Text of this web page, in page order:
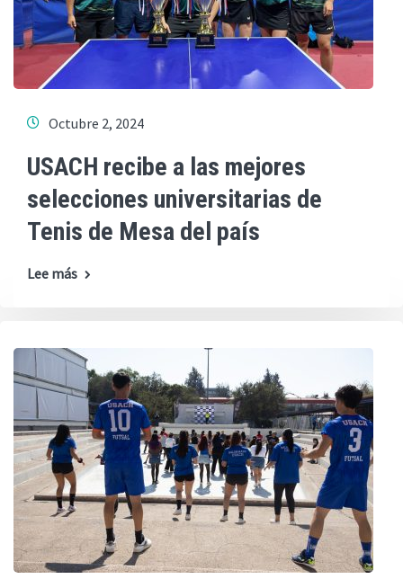
Octubre 2, 2024
USACH recibe a las mejores
selecciones universitarias de
Tenis de Mesa del país
Lee más